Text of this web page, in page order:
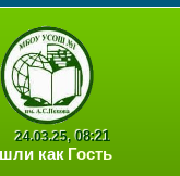
24.03.25, 08:21
как Гость